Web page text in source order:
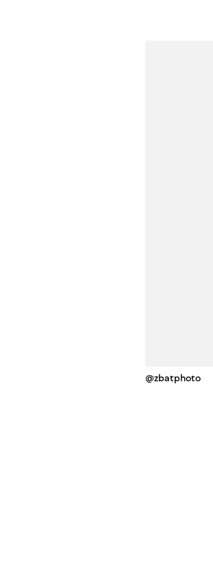
@zbatphoto